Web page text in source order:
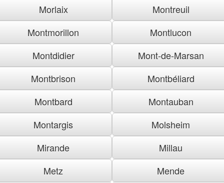
Morlaix
Montreuil
Montmorillon
Montlucon
Montdidier
Mont-de-Marsan
Montbrison
Montbéliard
Montbard
Montauban
Montargis
Molsheim
Mirande
Millau
Metz
Mende